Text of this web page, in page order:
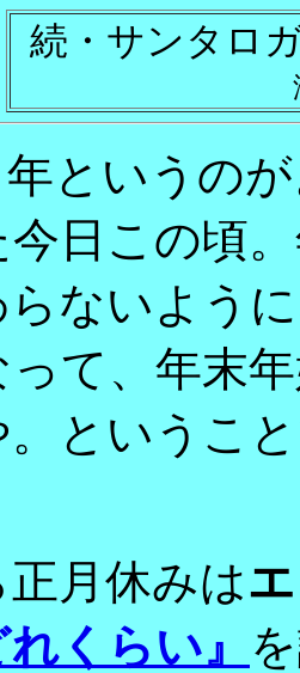
続・サンタロ
というの
今日この頃
らないよう
って、年末
というこ
月休みは
くらい』